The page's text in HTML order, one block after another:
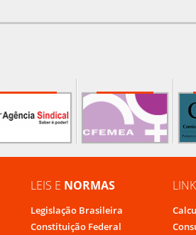
LEIS E NORMAS
Legislação Brasileira
Constituição Federal